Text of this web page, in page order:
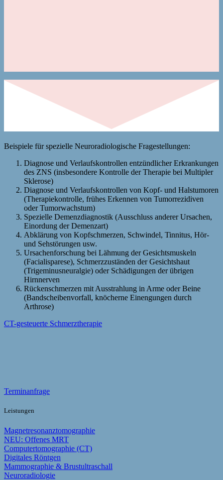
Beispiele für spezielle Neuroradiologische Fragestellungen:
Diagnose und Verlaufskontrollen entzündlicher Erkrankungen
des ZNS (insbesondere Kontrolle der Therapie bei Multipler
Sklerose)
Diagnose und Verlaufskontrollen von Kopf- und Halstumoren
(Therapiekontrolle, frühes Erkennen von Tumorrezidiven
oder Tumorwachstum)
Spezielle Demenzdiagnostik (Ausschluss anderer Ursachen,
Einordung der Demenzart)
Abklärung von Kopfschmerzen, Schwindel, Tinnitus, Hör-
und Sehstörungen usw.
Ursachenforschung bei Lähmung der Gesichtsmuskeln
(Facialisparese), Schmerzzuständen der Gesichtshaut
(Trigeminusneuralgie) oder Schädigungen der übrigen
Hirnnerven
Rückenschmerzen mit Ausstrahlung in Arme oder Beine
(Bandscheibenvorfall, knöcherne Einengungen durch
Arthrose)
CT-gesteuerte Schmerztherapie
Terminanfrage
Leistungen
Magnetresonanztomographie
NEU: Offenes MRT
Computertomographie (CT)
Digitales Röntgen
Mammographie & Brustultraschall
Neuroradiologie